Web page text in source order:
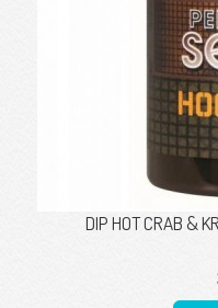
DIP HOT CRAB &